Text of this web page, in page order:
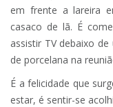
em frente a lareira
casaco de lã. É
assistir TV debaixo
de porcelana na
É a felicidade que
estar, é sentir-se